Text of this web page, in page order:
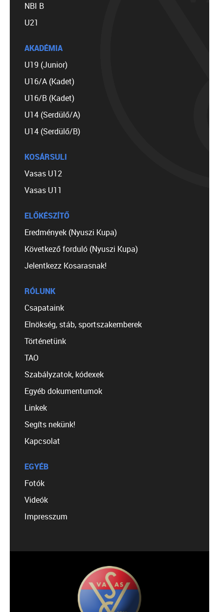
NBI B
U21
AKADÉMIA
U19 (Junior)
U16/A (Kadet)
U16/B (Kadet)
U14 (Serdülő/A)
U14 (Serdülő/B)
KOSÁRSULI
Vasas U12
Vasas U11
ELŐKÉSZÍTŐ
Eredmények (Nyuszi Kupa)
Következő forduló (Nyuszi Kupa)
Jelentkezz Kosarasnak!
RÓLUNK
Csapataink
Elnökség, stáb, sportszakemberek
Történetünk
TAO
Szabályzatok, kódexek
Egyéb dokumentumok
Linkek
Segíts nekünk!
Kapcsolat
EGYÉB
Fotók
Videók
Impresszum